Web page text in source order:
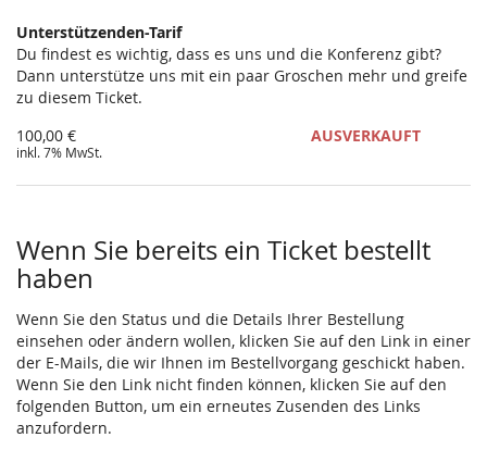
Unterstützenden-Tarif
Du findest es wichtig, dass es uns und die Konferenz gibt?
Dann unterstütze uns mit ein paar Groschen mehr und greife
zu diesem Ticket.
100,00 €
inkl. 7% MwSt.
AUSVERKAUFT
Wenn Sie bereits ein Ticket bestellt
haben
Wenn Sie den Status und die Details Ihrer Bestellung
einsehen oder ändern wollen, klicken Sie auf den Link in einer
der E-Mails, die wir Ihnen im Bestellvorgang geschickt haben.
Wenn Sie den Link nicht finden können, klicken Sie auf den
folgenden Button, um ein erneutes Zusenden des Links
anzufordern.